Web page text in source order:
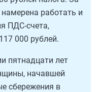
работать и
ПДС-счета,
000 рублей.
пятнадцати лет
начавшей
сбережения в